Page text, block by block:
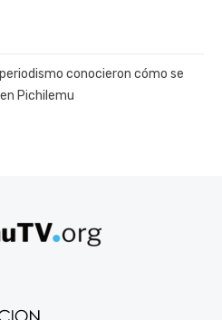
conocieron cómo se
Pichilemu